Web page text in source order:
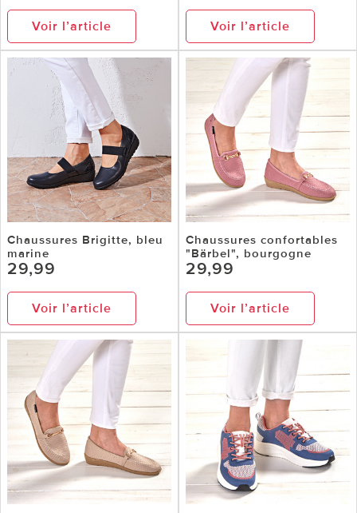
Voir l’article Voir l’article
Chaussures Brigitte, bleu
marine
29,99
Voir l’article
Chaussures confortables
"Bärbel", bourgogne
29,99
Voir l’article